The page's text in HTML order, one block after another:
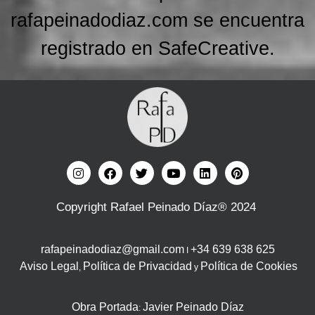
rafapeinadodiaz.com se encuentra
registrado en SafeCreative.
Copyright Rafael Peinado Díaz® 2024
rafapeinadodiaz@gmail.comI +34 639 638 625
Aviso Legal, Política de Privacidad y Política de Cookies
Obra Portada: Javier Peinado Díaz